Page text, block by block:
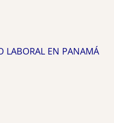
LABORAL EN PANAMÁ